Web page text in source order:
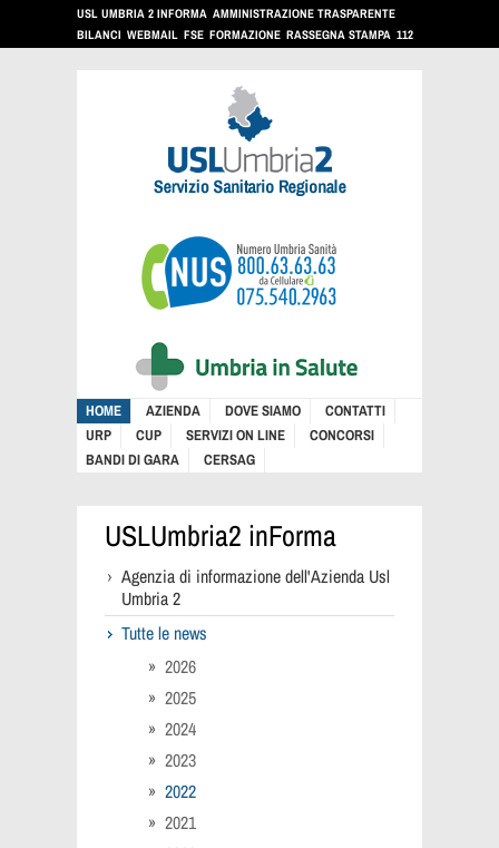
USL UMBRIA 2 INFORMA AMMINISTRAZIONE TRASPARENTE
BILANCI WEBMAIL FSE FORMAZIONE RASSEGNA STAMPA 112
HOME AZIENDA DOVE SIAMO
CONTATTI
URP
CUP SERVIZI ON LINE
CONCORSI
BANDI DI GARA
CERSAG
USLUmbria2 inForma
Agenzia di informazione dell'Azienda Usl
Umbria 2
Tutte le news
2026
2025
2024
2023
2022
2021